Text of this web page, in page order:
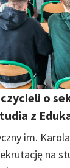
o
z
im.
na